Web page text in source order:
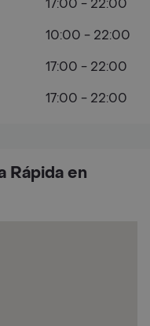
Rápida en
17:00 - 22:00
10:00 - 22:00
17:00 - 22:00
17:00 - 22:00